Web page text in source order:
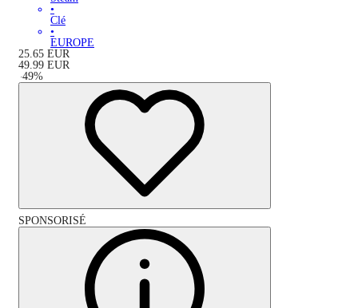
•
Clé
•
EUROPE
25.65 EUR
49.99 EUR
-49%
SPONSORISÉ